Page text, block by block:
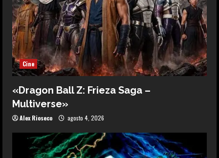
Cine
«Dragon Ball Z: Frieza Saga –
Multiverse»
Alex Rioseco agosto 4, 2026